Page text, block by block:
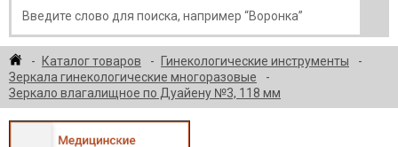
Каталог товаров
Гинекологические инструменты
Зеркала гинекологические многоразовые
Зеркало влагалищное по Дуайену №3, 118 мм